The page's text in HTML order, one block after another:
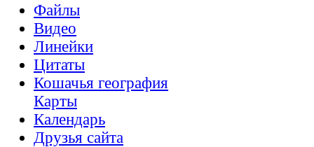
Файлы
Видео
Линейки
Цитаты
Кошачья география
Карты
Календарь
Друзья сайта